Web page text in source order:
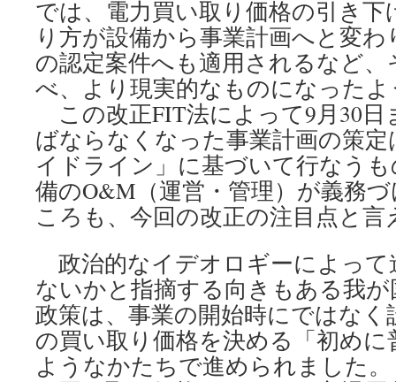
ッ
プ
では、電力買い取り価格の引き
り方が設備から事業計画へと変
の認定案件へも適用されるなど
べ、より現実的なものになった
この改正FIT法によって9月30日
ばならなくなった事業計画の策
イドライン」に基づいて行なう
備のO&M（運営・管理）が義務
ころも、今回の改正の注目点と
政治的なイデオロギーによっ
ないかと指摘する向きもある我
政策は、事業の開始時にではなく
の買い取り価格を決める「初め
ようなかたちで進められました。